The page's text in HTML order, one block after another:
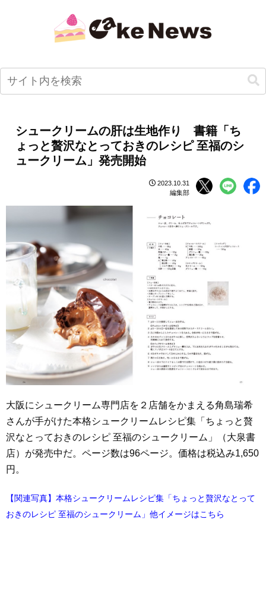
シュークリームの肝は生地作り 書籍「ち
ょっと贅沢なとっておきのレシピ 至福のシ
ュークリーム」発売開始
2023.10.31
編集部
大阪にシュークリーム専門店を２店舗をかまえる角島瑞希
さんが手がけた本格シュークリームレシピ集「ちょっと贅
沢なとっておきのレシピ 至福のシュークリーム」（大泉書
店）が発売中だ。ページ数は96ページ。価格は税込み1,650
円。
【関連写真】本格シュークリームレシピ集「ちょっと贅沢なとって
おきのレシピ 至福のシュークリーム」他イメージはこちら